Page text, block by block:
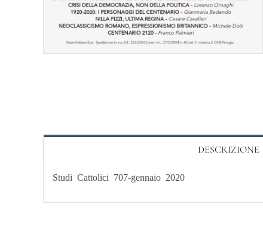
DESCRIZIONE
Studi Cattolici 707-gennaio 2020